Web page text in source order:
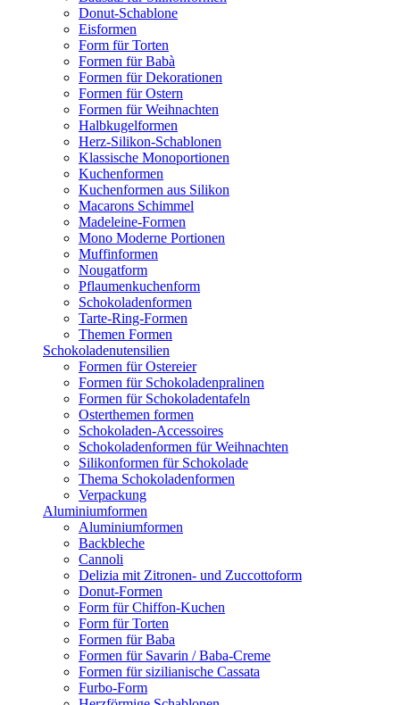
Donut-Schablone
Eisformen
Form für Torten
Formen für Babà
Formen für Dekorationen
Formen für Ostern
Formen für Weihnachten
Halbkugelformen
Herz-Silikon-Schablonen
Klassische Monoportionen
Kuchenformen
Kuchenformen aus Silikon
Macarons Schimmel
Madeleine-Formen
Mono Moderne Portionen
Muffinformen
Nougatform
Pflaumenkuchenform
Schokoladenformen
Tarte-Ring-Formen
Themen Formen
Schokoladenutensilien
Formen für Ostereier
Formen für Schokoladenpralinen
Formen für Schokoladentafeln
Osterthemen formen
Schokoladen-Accessoires
Schokoladenformen für Weihnachten
Silikonformen für Schokolade
Thema Schokoladenformen
Verpackung
Aluminiumformen
Aluminiumformen
Backbleche
Cannoli
Delizia mit Zitronen- und Zuccottoform
Donut-Formen
Form für Chiffon-Kuchen
Form für Torten
Formen für Baba
Formen für Savarin / Baba-Creme
Formen für sizilianische Cassata
Furbo-Form